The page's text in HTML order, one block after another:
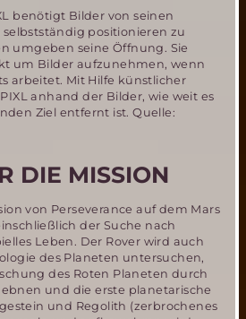
benötigt Bilder von seinen
positionieren zu
umgeben seine Öffnung. Sie
um Bilder aufzunehmen, wenn
arbeitet. Mit Hilfe künstlicher
anhand der Bilder, wie weit es
Ziel entfernt ist. Quelle:
DIE MISSION
von Perseverance auf dem Mars
der Suche nach
Leben. Der Rover wird auch
des Planeten untersuchen,
des Roten Planeten durch
und die erste planetarische
und Regolith (zerbrochenes